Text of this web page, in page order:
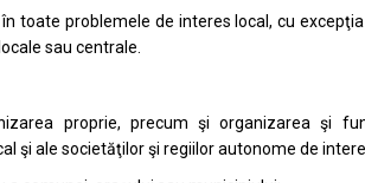
toate problemele de interes local, cu
sau centrale.
proprie, precum şi organizarea şi
şi ale societăţilor şi regiilor autonome de